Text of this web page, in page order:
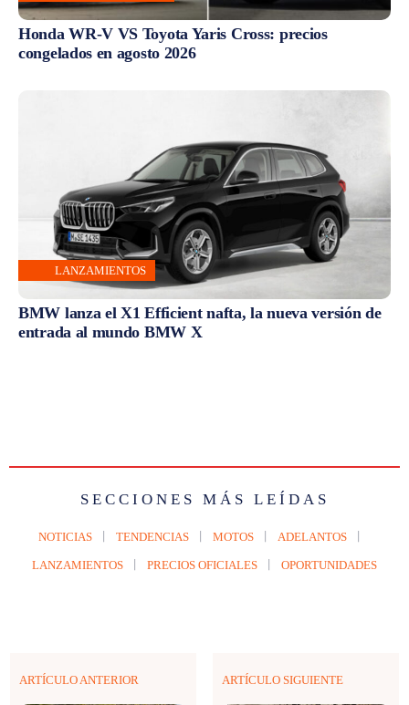
Honda WR-V VS Toyota Yaris Cross: precios
congelados en agosto 2026
LANZAMIENTOS
BMW lanza el X1 Efficient nafta, la nueva versión de
entrada al mundo BMW X
SECCIONES MÁS LEÍDAS
NOTICIAS TENDENCIAS MOTOS ADELANTOS
LANZAMIENTOS PRECIOS OFICIALES OPORTUNIDADES
ARTÍCULO ANTERIOR ARTÍCULO SIGUIENTE